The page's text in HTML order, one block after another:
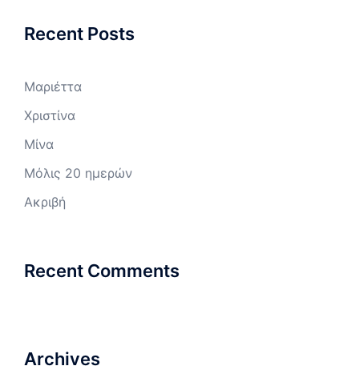
Recent Posts
Μαριέττα
Χριστίνα
Μίνα
Μόλις 20 ημερών
Ακριβή
Recent Comments
Archives